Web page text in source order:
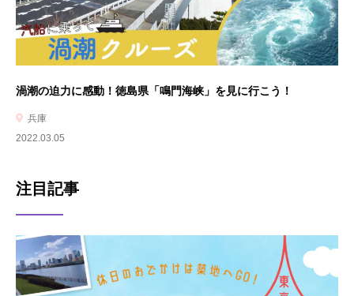
渦潮の迫力に感動！徳島県「鳴門海峡」を見に行こう！
兵庫
2022.03.05
注目記事